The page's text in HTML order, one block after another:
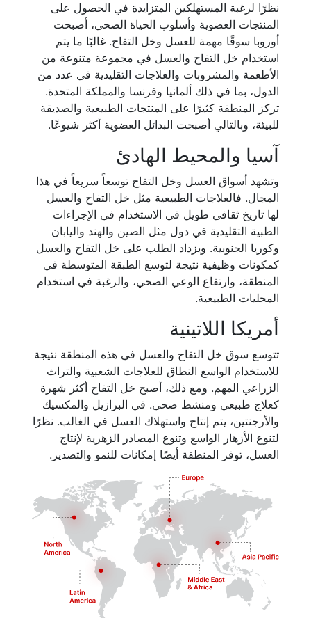
نظرًا لرغبة المستهلكين المتزايدة في الحصول على
المنتجات العضوية وأسلوب الحياة الصحي، أصبحت
أوروبا سوقًا مهمة للعسل وخل التفاح. غالبًا ما يتم
استخدام خل التفاح والعسل في مجموعة متنوعة من
الأطعمة والمشروبات والعلاجات التقليدية في عدد من
الدول، بما في ذلك ألمانيا وفرنسا والمملكة المتحدة.
تركز المنطقة كثيرًا على المنتجات الطبيعية والصديقة
للبيئة، وبالتالي أصبحت البدائل العضوية أكثر شيوعًا.
آسيا والمحيط الهادئ
وتشهد أسواق العسل وخل التفاح توسعاً سريعاً في هذا
المجال. فالعلاجات الطبيعية مثل خل التفاح والعسل
لها تاريخ ثقافي طويل في الاستخدام في الإجراءات
الطبية التقليدية في دول مثل الصين والهند واليابان
وكوريا الجنوبية. ويزداد الطلب على خل التفاح والعسل
كمكونات وظيفية نتيجة لتوسع الطبقة المتوسطة في
المنطقة، وارتفاع الوعي الصحي، والرغبة في استخدام
المحليات الطبيعية.
أمريكا اللاتينية
تتوسع سوق خل التفاح والعسل في هذه المنطقة نتيجة
للاستخدام الواسع النطاق للعلاجات الشعبية والتراث
الزراعي المهم. ومع ذلك، أصبح خل التفاح أكثر شهرة
كعلاج طبيعي ومنشط صحي. في البرازيل والمكسيك
والأرجنتين، يتم إنتاج واستهلاك العسل في الغالب. نظرًا
لتنوع الأزهار الواسع وتنوع المصادر الزهرية لإنتاج
العسل، توفر المنطقة أيضًا إمكانات للنمو والتصدير.